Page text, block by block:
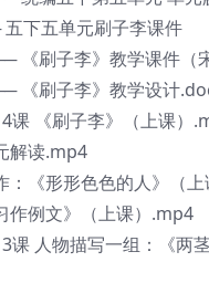
五下五单元刷子李课件
《刷子李》教学课件（
《刷子李》教学设计
课 《刷子李》（上课）
解读.mp4
：《形形色色的人》（
作例文》（上课）.mp4
课 人物描写一组：《两